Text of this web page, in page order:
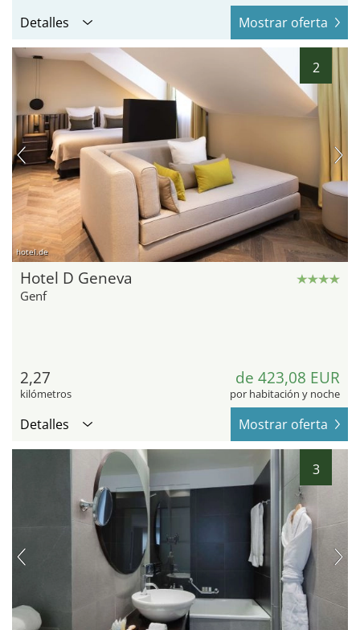
Detalles Mostrar oferta
2
hotel.de
Hotel D Geneva
Genf
2,27
kilómetros
de 423,08 EUR
por habitación y noche
Detalles Mostrar oferta
3